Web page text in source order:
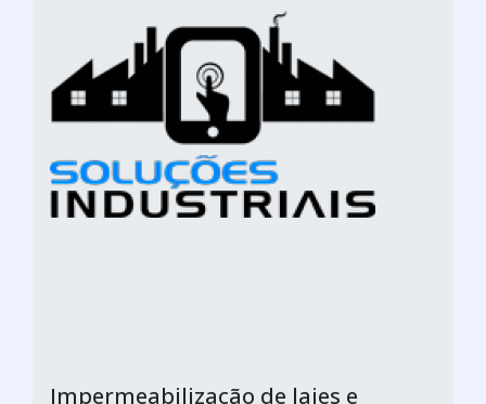
Impermeabilização de lajes e